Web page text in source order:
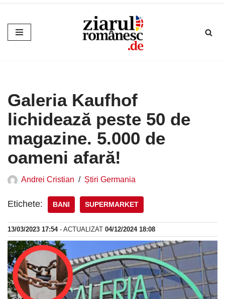
Sari
la
Galeria Kaufhof
lichidează peste 50 de
magazine. 5.000 de
oameni afară!
Andrei Cristian Știri Germania
Etichete: BANI SUPERMARKET
13/03/2023 17:54- ACTUALIZAT 04/12/2024 18:08